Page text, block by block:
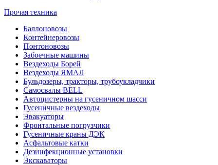
Прочая техника
Баллоновозы
Контейнеровозы
Понтоновозы
Забоечные машины
Вездеходы Борей
Вездеходы ЯМАЛ
Бульдозеры, тракторы, трубоукладчики
Самосвалы BELL
Автоцистерны на гусеничном шасси
Гусеничные вездеходы
Эвакуаторы
Фронтальные погрузчики
Гусеничные краны ДЭК
Асфальтовые катки
Дезинфекционные установки
Экскаваторы